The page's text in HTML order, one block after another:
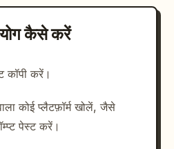
कैसे करें
कॉपी करें।
कोई प्लैटफ़ॉर्म खोलें, जैसे
पेस्ट करें।